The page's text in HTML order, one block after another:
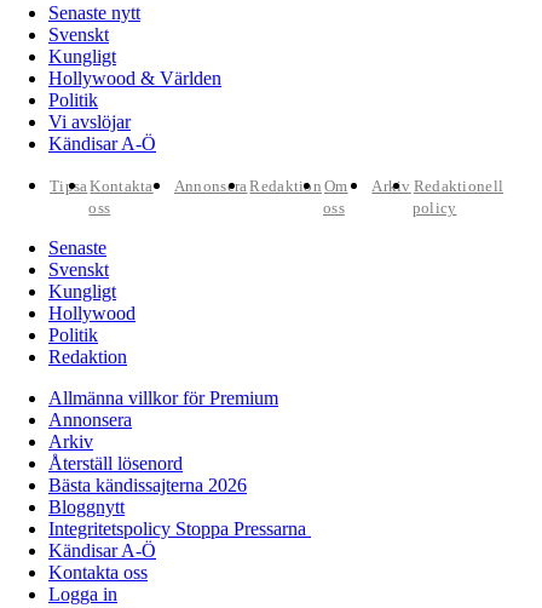
Senaste nytt
Svenskt
Kungligt
Hollywood & Världen
Politik
Vi avslöjar
Kändisar A-Ö
TipsaKontakta
oss
AnnonseraRedaktion Om
oss
Arkiv Redaktionell
policy
Senaste
Svenskt
Kungligt
Hollywood
Politik
Redaktion
Allmänna villkor för Premium
Annonsera
Arkiv
Återställ lösenord
Bästa kändissajterna 2026
Bloggnytt
Integritetspolicy Stoppa Pressarna
Kändisar A-Ö
Kontakta oss
Logga in